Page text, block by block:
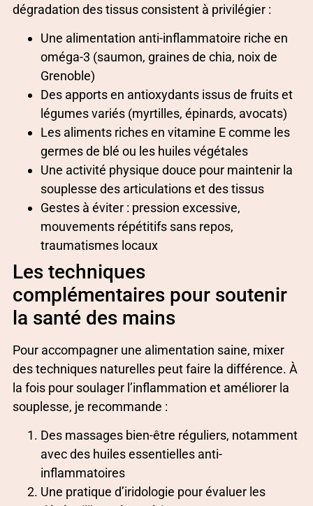
dégradation des tissus consistent à privilégier :
Une alimentation anti-inflammatoire riche en
oméga-3 (saumon, graines de chia, noix de
Grenoble)
Des apports en antioxydants issus de fruits et
légumes variés (myrtilles, épinards, avocats)
Les aliments riches en vitamine E comme les
germes de blé ou les huiles végétales
Une activité physique douce pour maintenir la
souplesse des articulations et des tissus
Gestes à éviter : pression excessive,
mouvements répétitifs sans repos,
traumatismes locaux
Les techniques
complémentaires pour soutenir
la santé des mains
Pour accompagner une alimentation saine, mixer
des techniques naturelles peut faire la différence. À
la fois pour soulager l’inflammation et améliorer la
souplesse, je recommande :
Des massages bien-être réguliers, notamment
avec des huiles essentielles anti-
inflammatoires
Une pratique d’iridologie pour évaluer les